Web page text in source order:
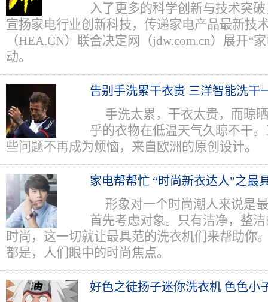
入了更多的科学创新与技术突
宣扬家电行业创新科技，传递家电产品最新技
（HEA.CN）联合决定网（jdw.com.cn）展开“
动。
告别手洗累干衣贵 三洋智能洗干
手洗太累，干衣太贵，而晾
乎的衣物在低温天气久晾不干
些问题不再成为烦恼，来自欧洲的原创设计。
家电帮帮忙 “时尚新衣达人”之最
形象对一个时尚潮人来说是
首先考虑对象。只有洁净，整
时尚，这一切就让最具范的洗衣机们来帮助你
都是，人们眼中的时尚焦点。
好色之徒扬子迷你洗衣机 色色小